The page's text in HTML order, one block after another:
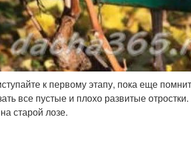
к первому этапу, пока еще
все пустые и плохо развитые отростки.
старой лозе.